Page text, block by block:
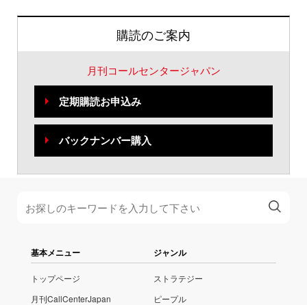
購読のご案内
月刊コールセンタージャパン
定期購読お申込み
バックナンバー購入
基本メニュー
トップページ
月刊CallCenterJapan
ジャンル
ストラテジー
ピープル